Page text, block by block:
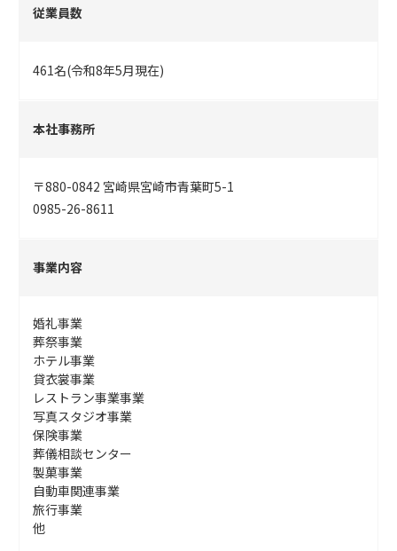
従業員数
461名(令和8年5月現在)
本社事務所
〒880-0842 宮崎県宮崎市青葉町5-1
0985-26-8611
事業内容
婚礼事業
葬祭事業
ホテル事業
貸衣裳事業
レストラン事業事業
写真スタジオ事業
保険事業
葬儀相談センター
製菓事業
自動車関連事業
旅行事業
他